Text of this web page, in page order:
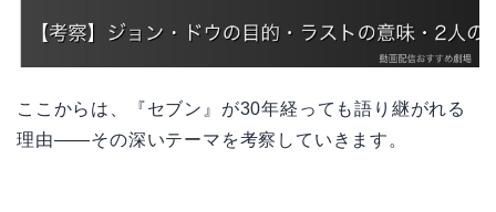
ここからは、『セブン』が30年経っても語り継がれる
理由——その深いテーマを考察していきます。